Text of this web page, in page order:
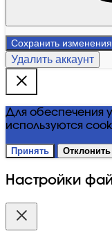
Сохранить изменения
Удалить аккаунт
Для обеспечения
используются
Принять Отклонить
Настройки